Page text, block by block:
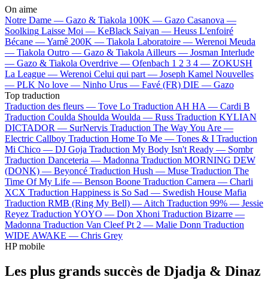
On aime
Notre Dame — Gazo & Tiakola 100K — Gazo Casanova —
Soolking Laisse Moi — KeBlack Saiyan — Heuss L'enfoiré
Bécane —Yamê 200K — Tiakola Laboratoire — Werenoi Meuda
— Tiakola Outro — Gazo & Tiakola Ailleurs — Josman Interlude
— Gazo & Tiakola Overdrive — Ofenbach 1 2 3 4 — ZOKUSH
La League — Werenoi Celui qui part — Joseph Kamel Nouvelles
— PLK No love — Ninho Urus — Favé (FR) DIE — Gazo
Top traduction
Traduction des fleurs — Tove Lo Traduction AH HA — Cardi B
Traduction Coulda Shoulda Woulda — Russ Traduction KYLIAN
DICTADOR — SurNervis Traduction The Way You Are —
Electric Callboy Traduction Home To Me — Tones & I Traduction
Mi Chico — DJ Goja Traduction My Body Isn't Ready — Sombr
Traduction Danceteria — Madonna Traduction MORNING DEW
(DONK) — Beyoncé Traduction Hush — Muse Traduction The
Time Of My Life — Benson Boone Traduction Camera — Charli
XCX Traduction Happiness is So Sad — Swedish House Mafia
Traduction RMB (Ring My Bell) — Aitch Traduction 99% — Jessie
Reyez Traduction YOYO — Don Xhoni Traduction Bizarre —
Madonna Traduction Van Cleef Pt 2 — Malie Donn Traduction
WIDE AWAKE — Chris Grey
HP mobile
Les plus grands succès de Djadja & Dinaz